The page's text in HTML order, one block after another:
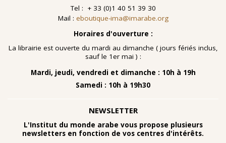
En 2021, le musée de l'IMA reçoit une généreuse donation
: un ensemble d'archives, de céramiques peintes et de
nombreuses planches dessinées à la gouache, exécutées
à la fin des année 1960 au cours d'ateliers de
menés à l'hôpital psychiatrique de Blida-
emblématique de Frantz Fanon.
Tel : + 33 (0)1 40 51 39 30
Mail : eboutique-ima@imarabe.org
Horaires d'ouverture :
La librairie est ouverte du mardi au dimanche ( jours fériés inclus,
sauf le 1er mai ) :
Mardi, jeudi, vendredi et dimanche : 10h à 19h
Samedi : 10h à 19h30
NEWSLETTER
L'Institut du monde arabe vous propose plusieurs
newsletters en fonction de vos centres d'intérêts.